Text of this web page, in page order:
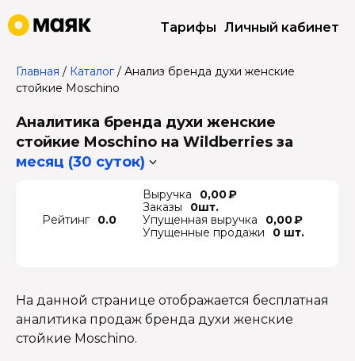
Тарифы Личный кабинет
Главная / Каталог/ Анализ бренда духи женские
стойкие Moschino
Аналитика бренда духи женские
стойкие Moschino на Wildberries за
месяц (30 суток)
Рейтинг 0.0
Выручка
0,00 ₽
Заказы
0шт.
Упущенная выручка
0,00 ₽
Упущенные продажи
0 шт.
На данной странице отображается бесплатная
аналитика продаж бренда духи женские
стойкие Moschino.